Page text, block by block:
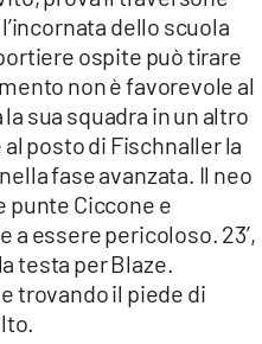
dello scuola
ospite può tirare
non è favorevole al
sua squadra in un altro
posto di Fischnaller la
fase avanzata. Il neo
punte Ciccone e
a essere pericoloso. 23’,
testa per Blaze.
trovando il piede di